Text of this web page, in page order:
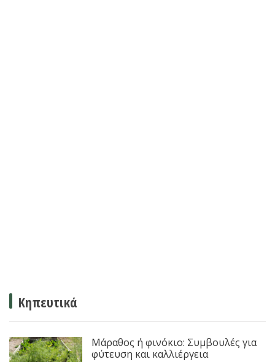
Κηπευτικά
Μάραθος ή φινόκιο: Συμβουλές για
φύτευση και καλλιέργεια